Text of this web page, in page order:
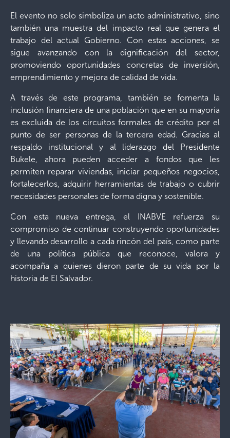
El evento no solo simboliza un acto administrativo, sino
también una muestra del impacto real que genera el
trabajo del actual Gobierno. Con estas acciones, se
sigue avanzando con la dignificación del sector,
promoviendo oportunidades concretas de inversión,
emprendimiento y mejora de calidad de vida.
A través de este programa, también se fomenta la
inclusión financiera de una población que en su mayoría
es excluida de los circuitos formales de crédito por el
punto de ser personas de la tercera edad. Gracias al
respaldo institucional y al liderazgo del Presidente
Bukele, ahora pueden acceder a fondos que les
permiten reparar viviendas, iniciar pequeños negocios,
fortalecerlos, adquirir herramientas de trabajo o cubrir
necesidades personales de forma digna y sostenible.
Con esta nueva entrega, el INABVE refuerza su
compromiso de continuar construyendo oportunidades
y llevando desarrollo a cada rincón del país, como parte
de una política pública que reconoce, valora y
acompaña a quienes dieron parte de su vida por la
historia de El Salvador.